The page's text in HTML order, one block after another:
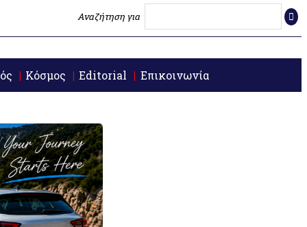
Αναζήτηση για
Κόσμος Editorial Επικοινωνία